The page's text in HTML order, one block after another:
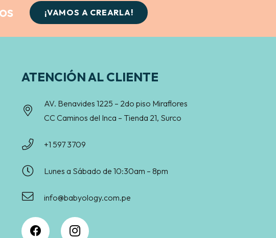
¡VAMOS A CREARLA!
ATENCIÓN AL CLIENTE
AV. Benavides 1225 – 2do piso Miraflores
CC Caminos del Inca – Tienda 21, Surco
+1 597 3709
Lunes a Sábado de 10:30am – 8pm
info@babyology.com.pe